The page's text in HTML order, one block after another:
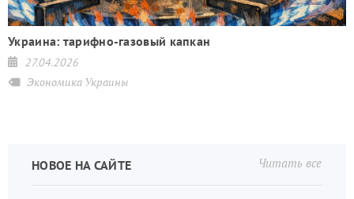
Украина: тарифно-газовый капкан
27.04.2026
Экономика Украины
Читать все
НОВОЕ НА САЙТЕ